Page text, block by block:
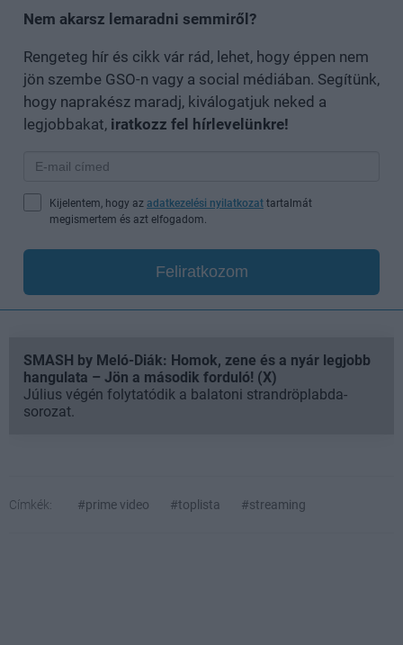
Nem akarsz lemaradni semmiről?
Rengeteg hír és cikk vár rád, lehet, hogy éppen nem
jön szembe GSO-n vagy a social médiában. Segítünk,
hogy naprakész maradj, kiválogatjuk neked a
legjobbakat, iratkozz fel hírlevelünkre!
Kijelentem, hogy az adatkezelési nyilatkozat tartalmát
megismertem és azt elfogadom.
Feliratkozom
SMASH by Meló-Diák: Homok, zene és a nyár legjobb
hangulata – Jön a második forduló! (X)
Július végén folytatódik a balatoni strandröplabda-
sorozat.
Címkék: #prime video #toplista #streaming